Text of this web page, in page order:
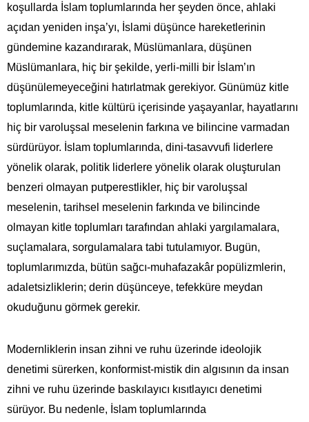
koşullarda İslam toplumlarında her şeyden önce, ahlaki
açıdan yeniden inşa’yı, İslami düşünce hareketlerinin
gündemine kazandırarak, Müslümanlara, düşünen
Müslümanlara, hiç bir şekilde, yerli-milli bir İslam’ın
düşünülemeyeceğini hatırlatmak gerekiyor. Günümüz kitle
toplumlarında, kitle kültürü içerisinde yaşayanlar, hayatlarını
hiç bir varoluşsal meselenin farkına ve bilincine varmadan
sürdürüyor. İslam toplumlarında, dini-tasavvufi liderlere
yönelik olarak, politik liderlere yönelik olarak oluşturulan
benzeri olmayan putperestlikler, hiç bir varoluşsal
meselenin, tarihsel meselenin farkında ve bilincinde
olmayan kitle toplumları tarafından ahlaki yargılamalara,
suçlamalara, sorgulamalara tabi tutulamıyor. Bugün,
toplumlarımızda, bütün sağcı-muhafazakâr popülizmlerin,
adaletsizliklerin; derin düşünceye, tefekküre meydan
okuduğunu görmek gerekir.
Modernliklerin insan zihni ve ruhu üzerinde ideolojik
denetimi sürerken, konformist-mistik din algısının da insan
zihni ve ruhu üzerinde baskılayıcı kısıtlayıcı denetimi
sürüyor. Bu nedenle, İslam toplumlarında